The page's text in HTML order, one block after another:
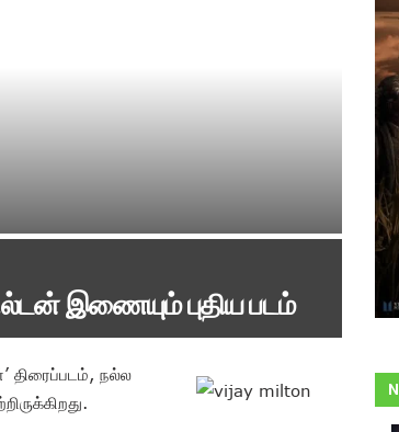
இணையும் புதிய படம்
திரைப்படம், நல்ல